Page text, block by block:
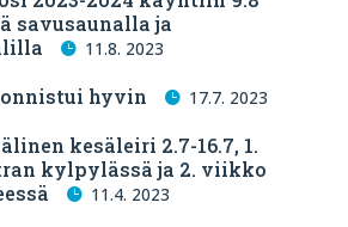
savusaunalla ja
11.8. 2023
hyvin 17.7. 2023
kesäleiri 2.7-16.7, 1.
kylpylässä ja 2. viikko
11.4. 2023